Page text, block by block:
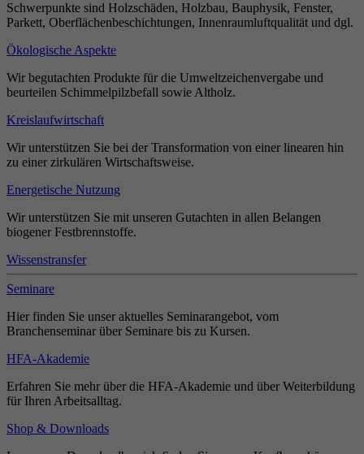
Schwerpunkte sind Holzschäden, Holzbau, Bauphysik, Fenster,
Parkett, Oberflächenbeschichtungen, Innenraumluftqualität und dgl.
Ökologische Aspekte
Wir begutachten Produkte für die Umweltzeichenvergabe und
beurteilen Schimmelpilzbefall sowie Altholz.
Kreislaufwirtschaft
Wir unterstützen Sie bei der Transformation von einer linearen hin
zu einer zirkulären Wirtschaftsweise.
Energetische Nutzung
Wir unterstützen Sie mit unseren Gutachten in allen Belangen
biogener Festbrennstoffe.
Wissenstransfer
Seminare
Hier finden Sie unser aktuelles Seminarangebot, vom
Branchenseminar über Seminare bis zu Kursen.
HFA-Akademie
Erfahren Sie mehr über die HFA-Akademie und über Weiterbildung
für Ihren Arbeitsalltag.
Shop & Downloads